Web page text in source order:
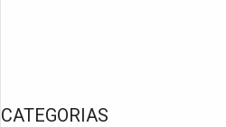
CATEGORIAS